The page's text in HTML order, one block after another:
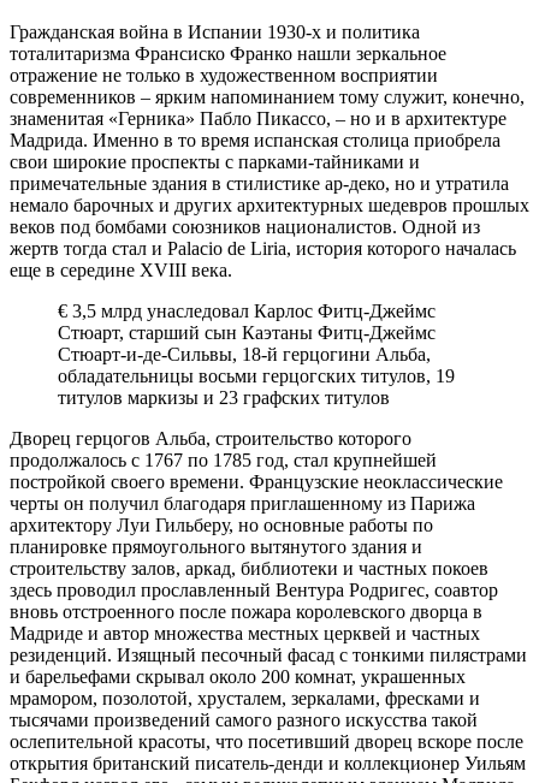
Гражданская война в Испании 1930-х и политика
тоталитаризма Франсиско Франко нашли зеркальное
отражение не только в художественном восприятии
современников – ярким напоминанием тому служит, конечно,
знаменитая «Герника» Пабло Пикассо, – но и в архитектуре
Мадрида. Именно в то время испанская столица приобрела
свои широкие проспекты с парками-тайниками и
примечательные здания в стилистике ар-деко, но и утратила
немало барочных и других архитектурных шедевров прошлых
веков под бомбами союзников националистов. Одной из
жертв тогда стал и Palacio de Liria, история которого началась
еще в середине XVIII века.
€ 3,5 млрд унаследовал Карлос Фитц-Джеймс
Стюарт, старший сын Каэтаны Фитц-Джеймс
Стюарт-и-де-Сильвы, 18-й герцогини Альба,
обладательницы восьми герцогских титулов, 19
титулов маркизы и 23 графских титулов
Дворец герцогов Альба, строительство которого
продолжалось с 1767 по 1785 год, стал крупнейшей
постройкой своего времени. Французские неоклассические
черты он получил благодаря приглашенному из Парижа
архитектору Луи Гильберу, но основные работы по
планировке прямоугольного вытянутого здания и
строительству залов, аркад, библиотеки и частных покоев
здесь проводил прославленный Вентура Родригес, соавтор
вновь отстроенного после пожара королевского дворца в
Мадриде и автор множества местных церквей и частных
резиденций. Изящный песочный фасад с тонкими пилястрами
и барельефами скрывал около 200 комнат, украшенных
мрамором, позолотой, хрусталем, зеркалами, фресками и
тысячами произведений самого разного искусства такой
ослепительной красоты, что посетивший дворец вскоре после
открытия британский писатель-денди и коллекционер Уильям